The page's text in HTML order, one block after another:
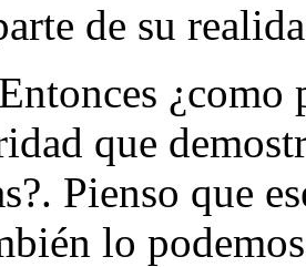
de su
Entonces ¿como
que
Pienso que
lo